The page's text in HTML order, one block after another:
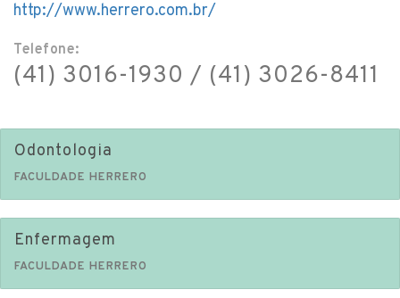
http://www.herrero.com.br/
Telefone:
(41) 3016-1930 / (41) 3026-8411
Odontologia
FACULDADE HERRERO
Enfermagem
FACULDADE HERRERO